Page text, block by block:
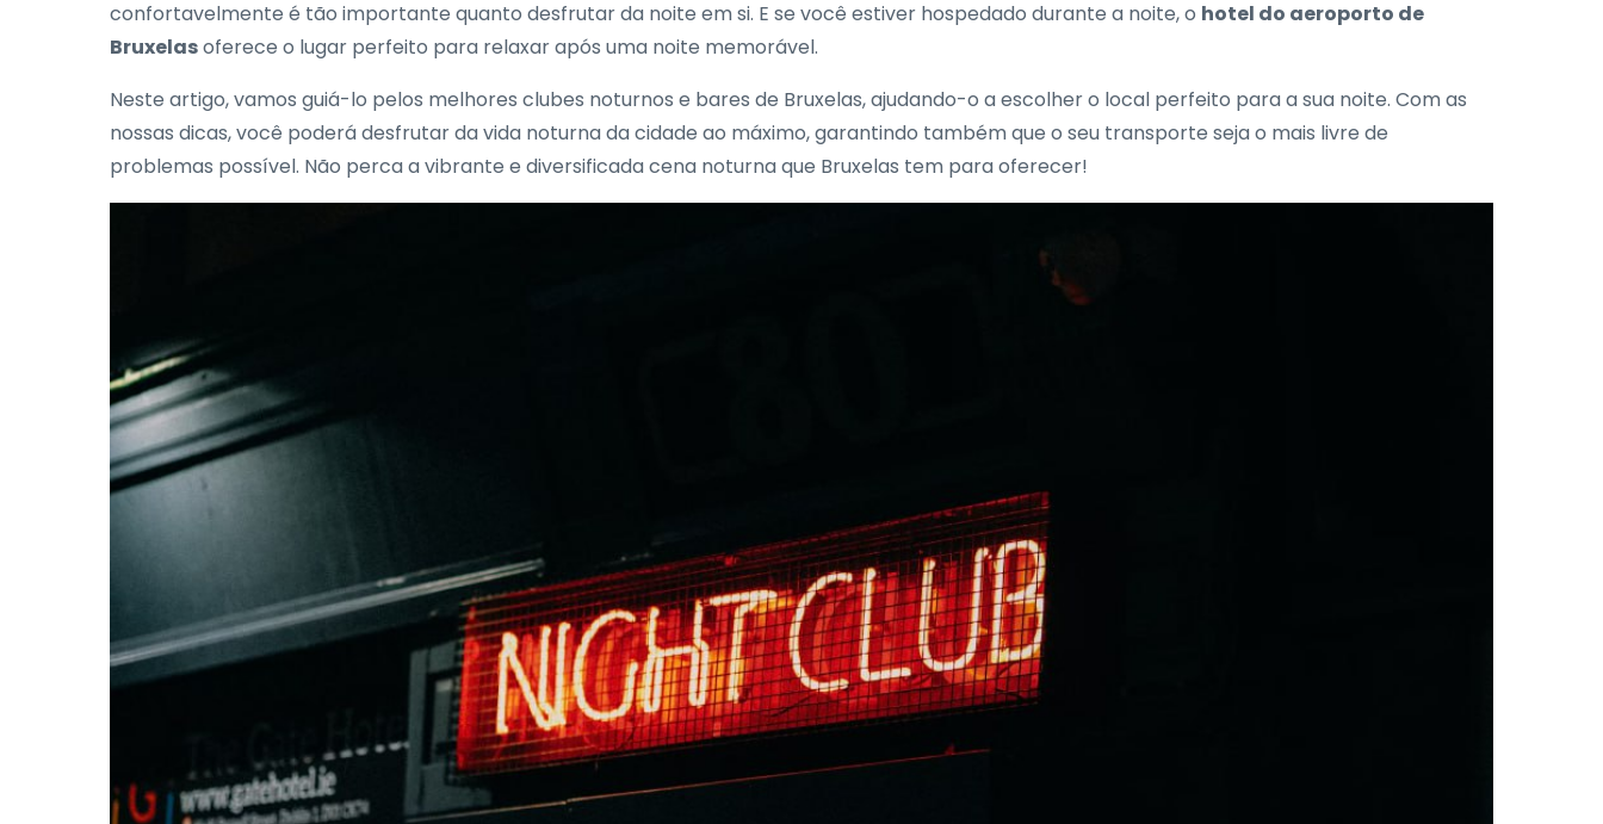
confortavelmente é tão importante quanto desfrutar da noite em si. E se você estiver hospedado durante a noite, o hotel do aeroporto de
Bruxelasoferece o lugar perfeito para relaxar após uma noite memorável.
Neste artigo, vamos guiá-lo pelos melhores clubes noturnos e bares de Bruxelas, ajudando-o a escolher o local perfeito para a sua noite. Com as
nossas dicas, você poderá desfrutar da vida noturna da cidade ao máximo, garantindo também que o seu transporte seja o mais livre de
problemas possível. Não perca a vibrante e diversificada cena noturna que Bruxelas tem para oferecer!